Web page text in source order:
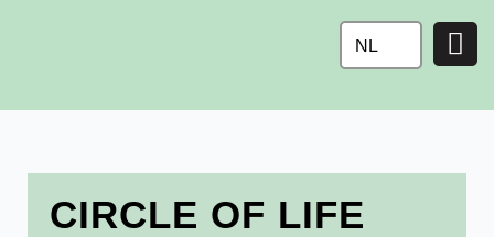
NL
CIRCLE OF LIFE